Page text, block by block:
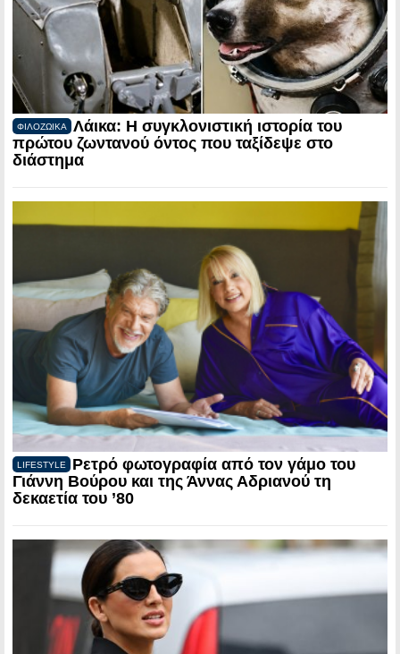
ΦΙΛΟΖΩΙΚΑ
Λάικα: Η συγκλονιστική ιστορία του
πρώτου ζωντανού όντος που ταξίδεψε στο
διάστημα
LIFESTYLE
Ρετρό φωτογραφία από τον γάμο του
Γιάννη Βούρου και της Άννας Αδριανού τη
δεκαετία του ’80